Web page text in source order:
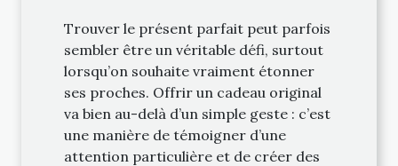
Trouver le présent parfait peut parfois
sembler être un véritable défi, surtout
lorsqu’on souhaite vraiment étonner
ses proches. Offrir un cadeau original
va bien au-delà d’un simple geste : c’est
une manière de témoigner d’une
attention particulière et de créer des